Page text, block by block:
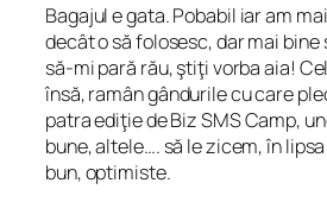
Bagajul e gata. Pobabil iar am
decât o să folosesc, dar mai
să-mi pară rău, ştiţi vorba aia!
însă, ramân gândurile cu care
patra ediţie de Biz SMS Camp,
bune, altele…. să le zicem, în
bun, optimiste.